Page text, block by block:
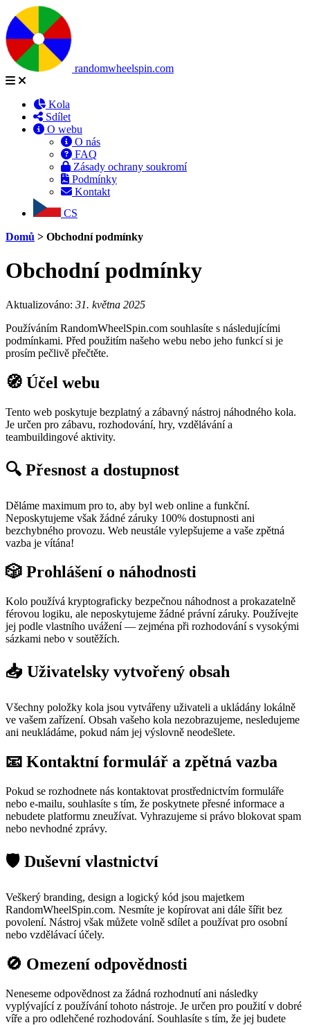
randomwheelspin.com
Kola
Sdílet
O webu
O nás
FAQ
Zásady ochrany soukromí
Podmínky
Kontakt
CS
Domů > Obchodní podmínky
Obchodní podmínky
Aktualizováno: 31. května 2025
Používáním RandomWheelSpin.com souhlasíte s následujícími
podmínkami. Před použitím našeho webu nebo jeho funkcí si je
prosím pečlivě přečtěte.
🧭 Účel webu
Tento web poskytuje bezplatný a zábavný nástroj náhodného kola.
Je určen pro zábavu, rozhodování, hry, vzdělávání a
teambuildingové aktivity.
🔍 Přesnost a dostupnost
Děláme maximum pro to, aby byl web online a funkční.
Neposkytujeme však žádné záruky 100% dostupnosti ani
bezchybného provozu. Web neustále vylepšujeme a vaše zpětná
vazba je vítána!
🎲 Prohlášení o náhodnosti
Kolo používá kryptograficky bezpečnou náhodnost a prokazatelně
férovou logiku, ale neposkytujeme žádné právní záruky. Používejte
jej podle vlastního uvážení — zejména při rozhodování s vysokými
sázkami nebo v soutěžích.
📥 Uživatelsky vytvořený obsah
Všechny položky kola jsou vytvářeny uživateli a ukládány lokálně
ve vašem zařízení. Obsah vašeho kola nezobrazujeme, nesledujeme
ani neukládáme, pokud nám jej výslovně neodešlete.
📧 Kontaktní formulář a zpětná vazba
Pokud se rozhodnete nás kontaktovat prostřednictvím formuláře
nebo e-mailu, souhlasíte s tím, že poskytnete přesné informace a
nebudete platformu zneužívat. Vyhrazujeme si právo blokovat spam
nebo nevhodné zprávy.
🛡️ Duševní vlastnictví
Veškerý branding, design a logický kód jsou majetkem
RandomWheelSpin.com. Nesmíte je kopírovat ani dále šířit bez
povolení. Nástroj však můžete volně sdílet a používat pro osobní
nebo vzdělávací účely.
🚫 Omezení odpovědnosti
Neneseme odpovědnost za žádná rozhodnutí ani následky
vyplývající z používání tohoto nástroje. Je určen pro použití v dobré
víře a pro odlehčené rozhodování. Souhlasíte s tím, že jej budete